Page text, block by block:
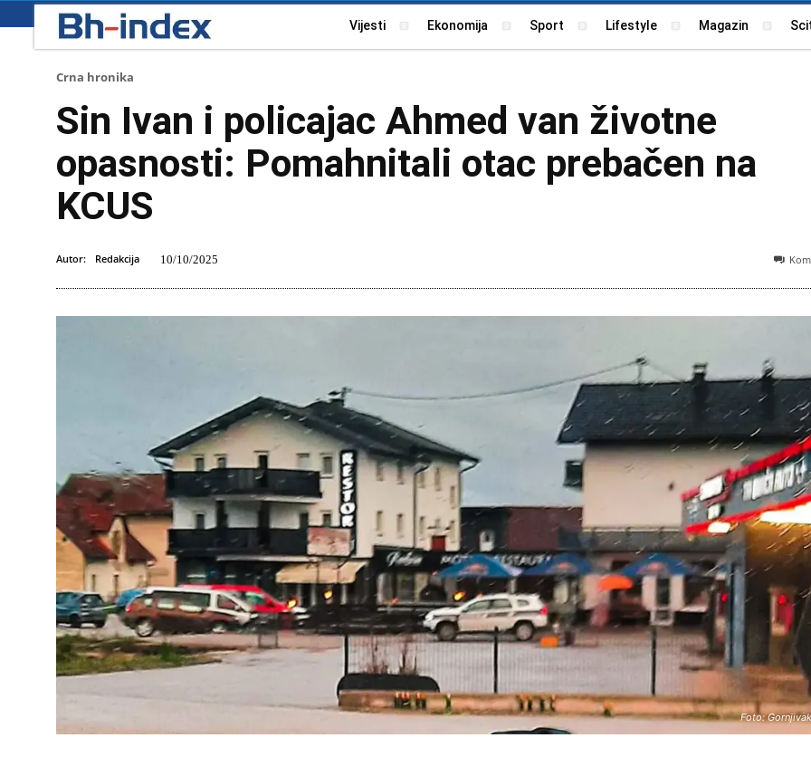
Vijesti Ekonomija Sport Lifestyle Magazin
Crna hronika
Sin Ivan i policajac Ahmed van životne
opasnosti: Pomahnitali otac prebačen na
KCUS
Autor: Redakcija 10/10/2025
Foto: